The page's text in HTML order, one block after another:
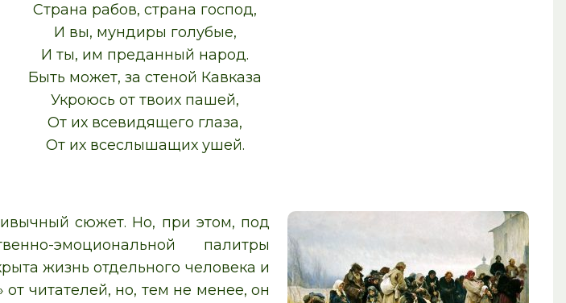
Страна рабов, страна господ,
И вы, мундиры голубые,
И ты, им преданный народ.
Быть может, за стеной Кавказа
Укроюсь от твоих пашей,
От их всевидящего глаза,
От их всеслышащих ушей.
сюжет. Но, при этом, под
эмоциональной палитры
жизнь отдельного человека и
читателей, но, тем не менее, он